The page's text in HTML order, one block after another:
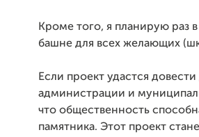
Кроме того, я планирую раз
башне для всех желающих
Если проект удастся
администрации и
что общественность
памятника. Этот проект